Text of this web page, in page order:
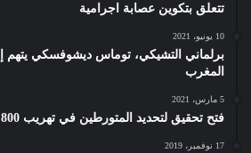
تتعلق بتكوين عصابة اجرامية
10 يونيو، 2021
برلماني التشيكي، توماس ديشوفسكي يتهم
المغرب
5 مارس، 2021
فتح تحقيق لتحديد المتورطين في تهريب 800 قرص طبي مخدر بطنجة
17 نوفمبر، 2019